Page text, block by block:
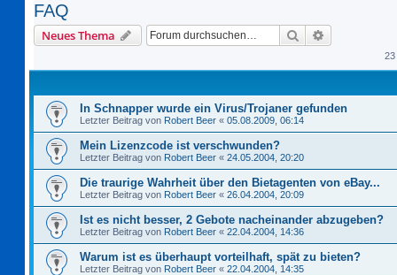
FAQ
Neues Thema Suche
23
In Schnapper wurde ein Virus/Trojaner gefunden
Letzter Beitrag von Robert Beer « 05.08.2009, 06:14
Mein Lizenzcode ist verschwunden?
Letzter Beitrag von Robert Beer « 24.05.2004, 20:20
Die traurige Wahrheit über den Bietagenten von eBay...
Letzter Beitrag von Robert Beer « 26.04.2004, 20:09
Ist es nicht besser, 2 Gebote nacheinander abzugeben?
Letzter Beitrag von Robert Beer « 22.04.2004, 14:36
Warum ist es überhaupt vorteilhaft, spät zu bieten?
Letzter Beitrag von Robert Beer « 22.04.2004, 14:35